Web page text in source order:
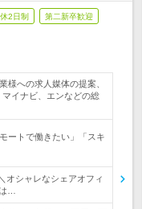
2日制 第二新卒歓迎
様への求人媒体の提案、
イナビ、エンなどの総
ートで働きたい」「スキ
オシャレなシェアオフィ
…